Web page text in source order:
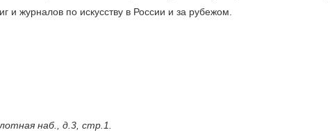
и журналов по искусству в России и за рубежом.
наб., д.3, стр.1.